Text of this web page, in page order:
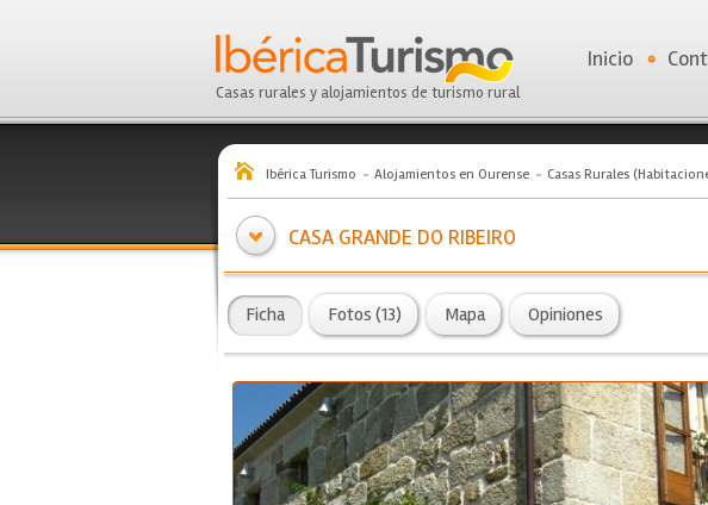
Casas rurales y alojamientos de turismo rural
Inicio
Ibérica Turismo Alojamientos en Ourense Casas Rurales
CASA GRANDE DO RIBEIRO
Ficha Fotos (13) Mapa Opiniones